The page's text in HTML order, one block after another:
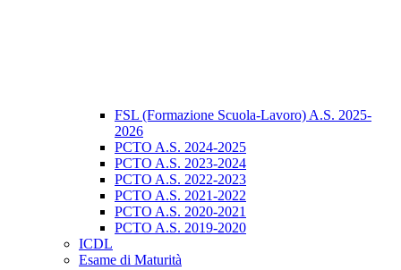
FSL (Formazione Scuola-Lavoro) A.S. 2025-
2026
PCTO A.S. 2024-2025
PCTO A.S. 2023-2024
PCTO A.S. 2022-2023
PCTO A.S. 2021-2022
PCTO A.S. 2020-2021
PCTO A.S. 2019-2020
ICDL
Esame di Maturità